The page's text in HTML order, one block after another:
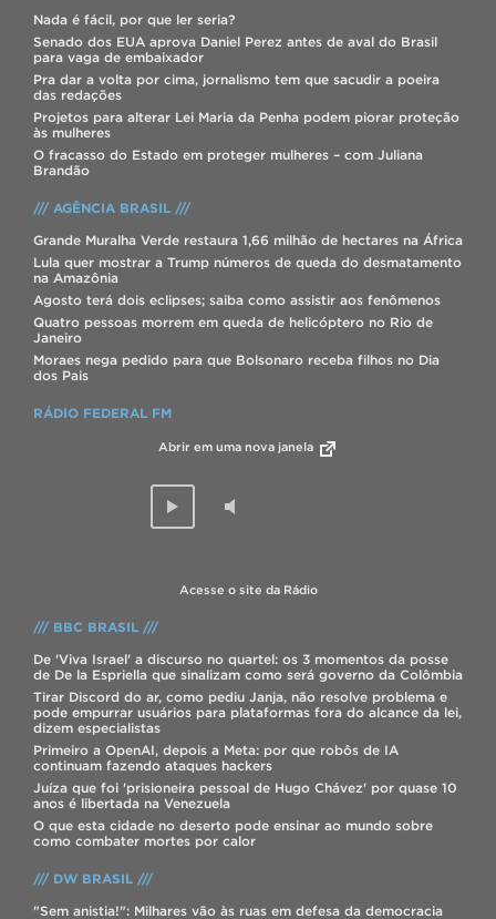
Nada é fácil, por que ler seria?
Senado dos EUA aprova Daniel Perez antes de aval do Brasil
para vaga de embaixador
Pra dar a volta por cima, jornalismo tem que sacudir a poeira
das redações
Projetos para alterar Lei Maria da Penha podem piorar proteção
às mulheres
O fracasso do Estado em proteger mulheres – com Juliana
Brandão
/// AGÊNCIA BRASIL ///
Grande Muralha Verde restaura 1,66 milhão de hectares na África
Lula quer mostrar a Trump números de queda do desmatamento
na Amazônia
Agosto terá dois eclipses; saiba como assistir aos fenômenos
Quatro pessoas morrem em queda de helicóptero no Rio de
Janeiro
Moraes nega pedido para que Bolsonaro receba filhos no Dia
dos Pais
RÁDIO FEDERAL FM
Abrir em uma nova janela
Acesse o site da Rádio
/// BBC BRASIL ///
De 'Viva Israel' a discurso no quartel: os 3 momentos da posse
de De la Espriella que sinalizam como será governo da Colômbia
Tirar Discord do ar, como pediu Janja, não resolve problema e
pode empurrar usuários para plataformas fora do alcance da lei,
dizem especialistas
Primeiro a OpenAI, depois a Meta: por que robôs de IA
continuam fazendo ataques hackers
Juíza que foi 'prisioneira pessoal de Hugo Chávez' por quase 10
anos é libertada na Venezuela
O que esta cidade no deserto pode ensinar ao mundo sobre
como combater mortes por calor
/// DW BRASIL ///
"Sem anistia!": Milhares vão às ruas em defesa da democracia